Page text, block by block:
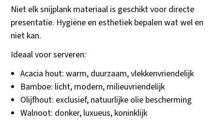
Niet elk snijplank materiaal is geschikt voor directe
presentatie. Hygiëne en esthetiek bepalen wat wel en
niet kan.
Ideaal voor serveren:
Acacia hout: warm, duurzaam, vlekkenvriendelijk
Bamboe: licht, modern, milieuvriendelijk
Olijfhout: exclusief, natuurlijke olie bescherming
Walnoot: donker, luxueus, koninklijk